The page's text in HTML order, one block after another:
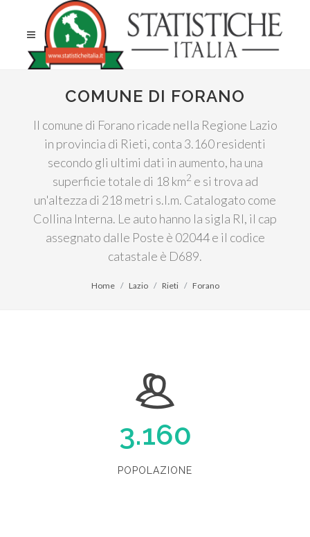
COMUNE DI FORANO
Il comune di Forano ricade nella Regione Lazio
in provincia di Rieti, conta 3.160 residenti
secondo gli ultimi dati in aumento, ha una
superficie totale di 18 km2 e si trova ad
un'altezza di 218 metri s.l.m. Catalogato come
Collina Interna. Le auto hanno la sigla RI, il cap
assegnato dalle Poste è 02044 e il codice
catastale è D689.
Home Lazio Rieti Forano
3.160
POPOLAZIONE